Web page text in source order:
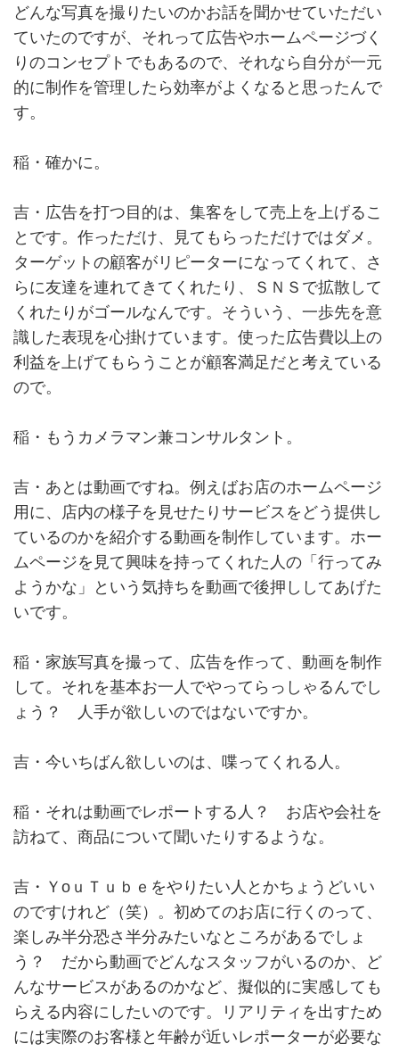
どんな写真を撮りたいのかお話を聞かせていただい
ていたのですが、それって広告やホームページづく
りのコンセプトでもあるので、それなら自分が一元
的に制作を管理したら効率がよくなると思ったんで
す。
稲・確かに。
吉・広告を打つ目的は、集客をして売上を上げるこ
とです。作っただけ、見てもらっただけではダメ。
ターゲットの顧客がリピーターになってくれて、さ
らに友達を連れてきてくれたり、ＳＮＳで拡散して
くれたりがゴールなんです。そういう、一歩先を意
識した表現を心掛けています。使った広告費以上の
利益を上げてもらうことが顧客満足だと考えている
ので。
稲・もうカメラマン兼コンサルタント。
吉・あとは動画ですね。例えばお店のホームページ
用に、店内の様子を見せたりサービスをどう提供し
ているのかを紹介する動画を制作しています。ホー
ムページを見て興味を持ってくれた人の「行ってみ
ようかな」という気持ちを動画で後押ししてあげた
いです。
稲・家族写真を撮って、広告を作って、動画を制作
して。それを基本お一人でやってらっしゃるんでし
ょう？ 人手が欲しいのではないですか。
吉・今いちばん欲しいのは、喋ってくれる人。
稲・それは動画でレポートする人？ お店や会社を
訪ねて、商品について聞いたりするような。
吉・ＹоｕＴｕｂｅをやりたい人とかちょうどいい
のですけれど（笑）。初めてのお店に行くのって、
楽しみ半分恐さ半分みたいなところがあるでしょ
う？ だから動画でどんなスタッフがいるのか、ど
んなサービスがあるのかなど、擬似的に実感しても
らえる内容にしたいのです。リアリティを出すため
には実際のお客様と年齢が近いレポーターが必要な